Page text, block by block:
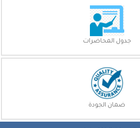
جدول المحاضرات
ضمان الجودة